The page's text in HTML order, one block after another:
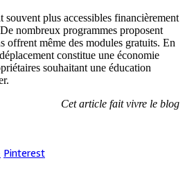
plus accessibles financièrement
nombreux programmes proposent
offrent même des modules gratuits. En
constitue une économie
souhaitant une éducation
Cet article fait vivre le blog
Pinterest